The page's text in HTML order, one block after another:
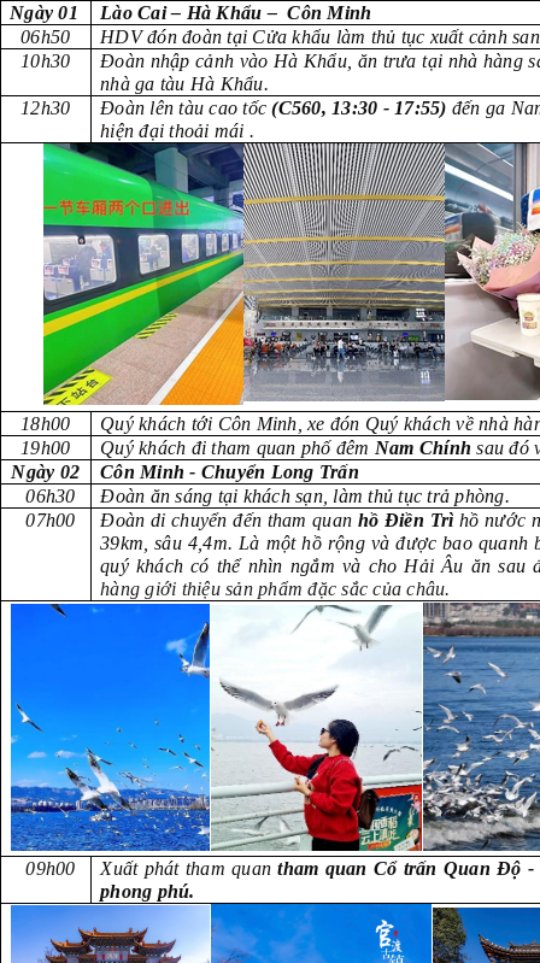
Ngày 01
Lào Cai – Hà Khẩu –
06h50
HDV đón đoàn tại Cửa khẩu làm thủ tục xuất cảnh
10h30
Đoàn nhập cảnh vào Hà Khẩu, ăn trưa tại nhà hàng
nhà ga tàu Hà Khẩu.
12h30
Đoàn lên tàu cao tốc(C560, 13:30 - 17:55) đến ga
hiện đại thoải mái .
18h00
Quý khách tới Côn Minh, xe đón Quý khách về nhà
19h00
Quý khách đi tham quan phố đêm Nam Chính sau đó
Ngày 02
Côn Minh - Chuyển Long
06h30
Đoàn ăn sáng tại khách sạn, làm thủ tục trả phòng.
07h00
Đoàn di chuyển đến tham quan hồ Điền Trì hồ nước
39km, sâu 4,4m. Là một hồ rộng và được bao
quý khách có thể nhìn ngắm và cho Hải Âu ăn sau
hàng giới thiệu sản phẩm đặc sắc của châu.
09h00 Xuất phát tham quantham quan Cổ trấn Quan Độ
phong phú.